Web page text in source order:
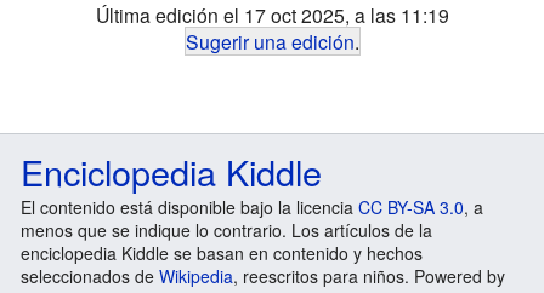
Última edición el 17 oct 2025, a las 11:19
Sugerir una edición.
Enciclopedia Kiddle
El contenido está disponible bajo la licencia CC BY-SA 3.0, a
menos que se indique lo contrario. Los artículos de la
enciclopedia Kiddle se basan en contenido y hechos
seleccionados de Wikipedia, reescritos para niños. Powered by